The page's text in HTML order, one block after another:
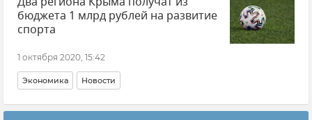
бюджета 1 млрд рублей на развитие
спорта
1 октября 2020, 15:42
Экономика Новости